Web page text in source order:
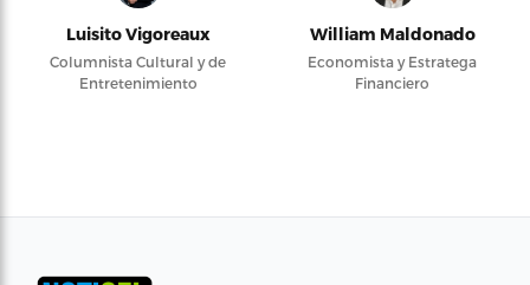
Luisito Vigoreaux
Columnista Cultural y de
Entretenimiento
William Maldonado
Economista y Estratega
Financiero